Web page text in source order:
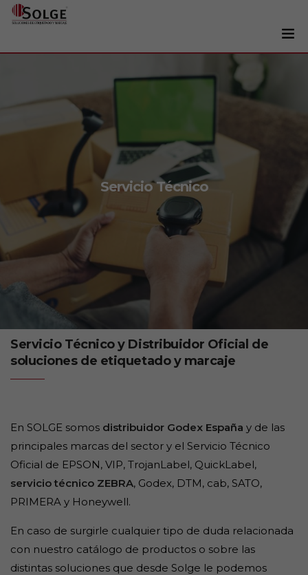
Impresoras
Etiquetadoras
Lectores
Marcaje
Servicios
+34 93 241 22 21
0
Servicio Técnico
Servicio Técnico y Distribuidor Oficial de
soluciones de etiquetado y marcaje
En SOLGE somos distribuidor Godex España y de las
principales marcas del sector y el Servicio Técnico
Oficial de EPSON, VIP, TrojanLabel, QuickLabel,
servicio técnico ZEBRA, Godex, DTM, cab, SATO,
PRIMERA y Honeywell.
En caso de surgirle cualquier tipo de duda relacionada
con nuestro catálogo de productos o sobre las
distintas soluciones que desde Solge le podemos